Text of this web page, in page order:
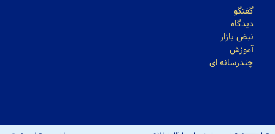
گفتگو
دیدگاه
نبض بازار
آموزش
چندرسانه ای